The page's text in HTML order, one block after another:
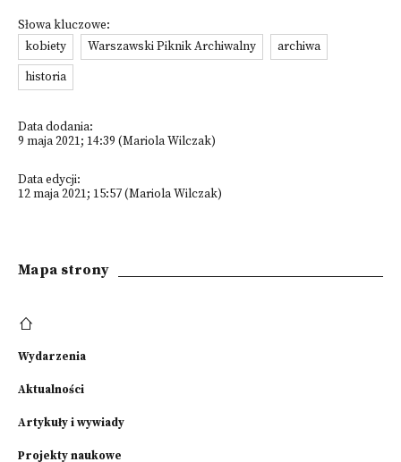
Słowa kluczowe:
kobiety
Warszawski Piknik Archiwalny
archiwa
historia
Data dodania:
9 maja 2021; 14:39 (Mariola Wilczak)
Data edycji:
12 maja 2021; 15:57 (Mariola Wilczak)
Mapa strony
Wydarzenia
Aktualności
Artykuły i wywiady
Projekty naukowe